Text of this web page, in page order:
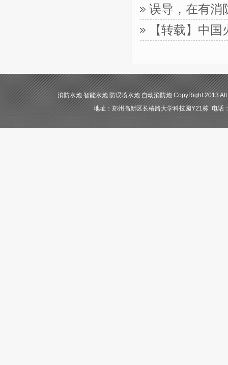
误导，在有消
【转载】中
消防水炮 智能水炮 防误喷水炮 自动消防炮 CopyRight 2013
地址：郑州高新区长椿路大学科技园Y21栋 电